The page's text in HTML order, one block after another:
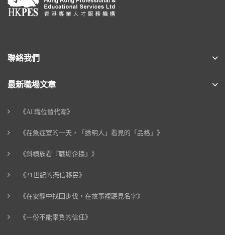
聯絡我們
最新職場文章
《AI 職位替代潮》
《在急症室的一天，「透明人」看見的「品格」》
《斜槓族看『職場企穩』》
《21世紀的憑信移民》
《在安靜中找回步伐，在故事裡聽見名字》
《一份不能辜負的信任》